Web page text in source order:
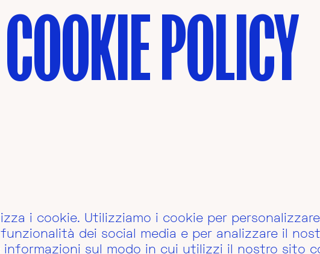
COOKIE POLICY
i cookie. Utilizziamo i cookie per
dei social media e per analizzare il
informazioni sul modo in cui utilizzi il nostro sito